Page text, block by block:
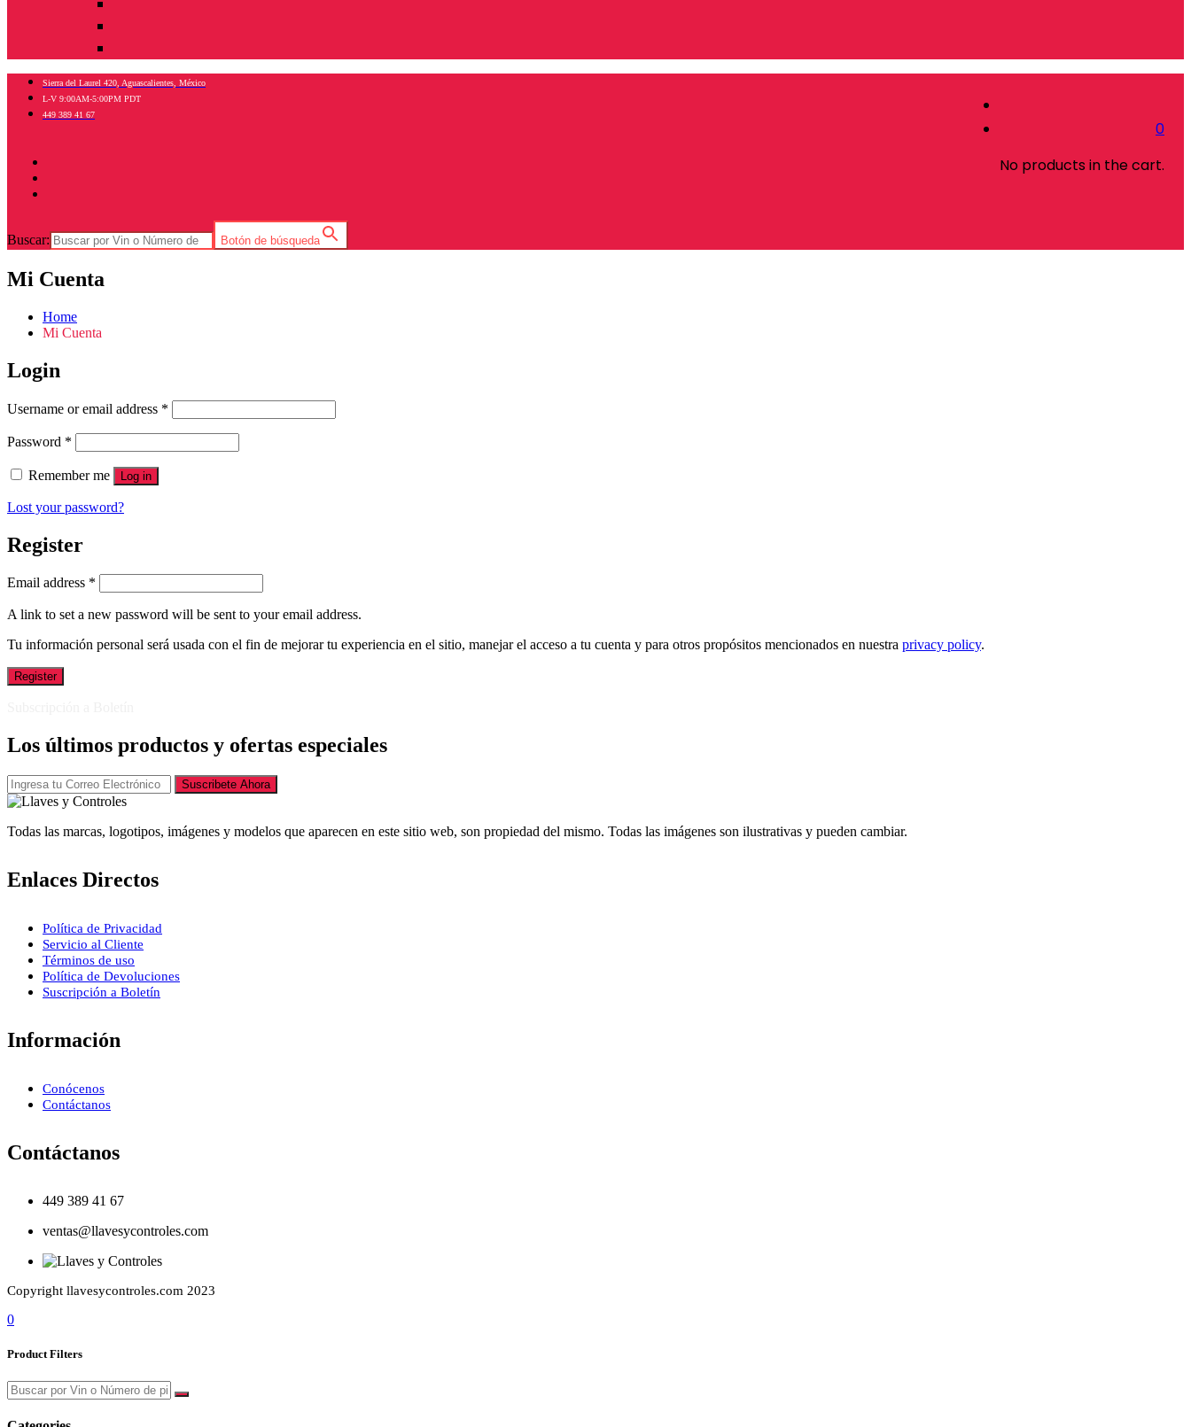
0
No products in the cart.
Sierra del Laurel 420, Aguascalientes, México
L-V 9:00AM-5:00PM PDT
449 389 41 67
Buscar: Botón de búsqueda
Mi Cuenta
Home
Mi Cuenta
Login
Username or email address *
Password *
Remember me Log in
Lost your password?
Register
Email address *
A link to set a new password will be sent to your email address.
Tu información personal será usada con el fin de mejorar tu experiencia en el sitio, manejar el acceso a tu cuenta y para otros propósitos mencionados en nuestra privacy policy.
Register
Los últimos productos y ofertas especiales
Suscribete Ahora
Todas las marcas, logotipos, imágenes y modelos que aparecen en este sitio web, son propiedad del mismo. Todas las imágenes son ilustrativas y pueden cambiar.
Enlaces Directos
Política de Privacidad
Servicio al Cliente
Términos de uso
Política de Devoluciones
Suscripción a Boletín
Información
Conócenos
Contáctanos
Contáctanos
449 389 41 67
ventas@llavesycontroles.com
Copyright llavesycontroles.com 2023
0
Product Filters